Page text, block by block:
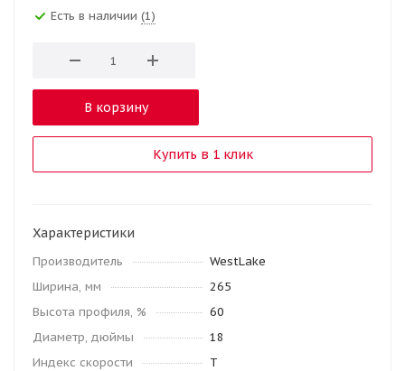
Есть в наличии (1)
В корзину
Купить в 1 клик
Характеристики
Производитель
WestLake
Ширина, мм
265
Высота профиля, %
60
Диаметр, дюймы
18
Индекс скорости
T